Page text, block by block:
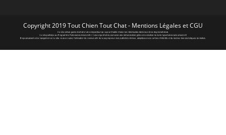
Copyright 2019 Tout Chien Tout Chat - Mentions Légales et CGU